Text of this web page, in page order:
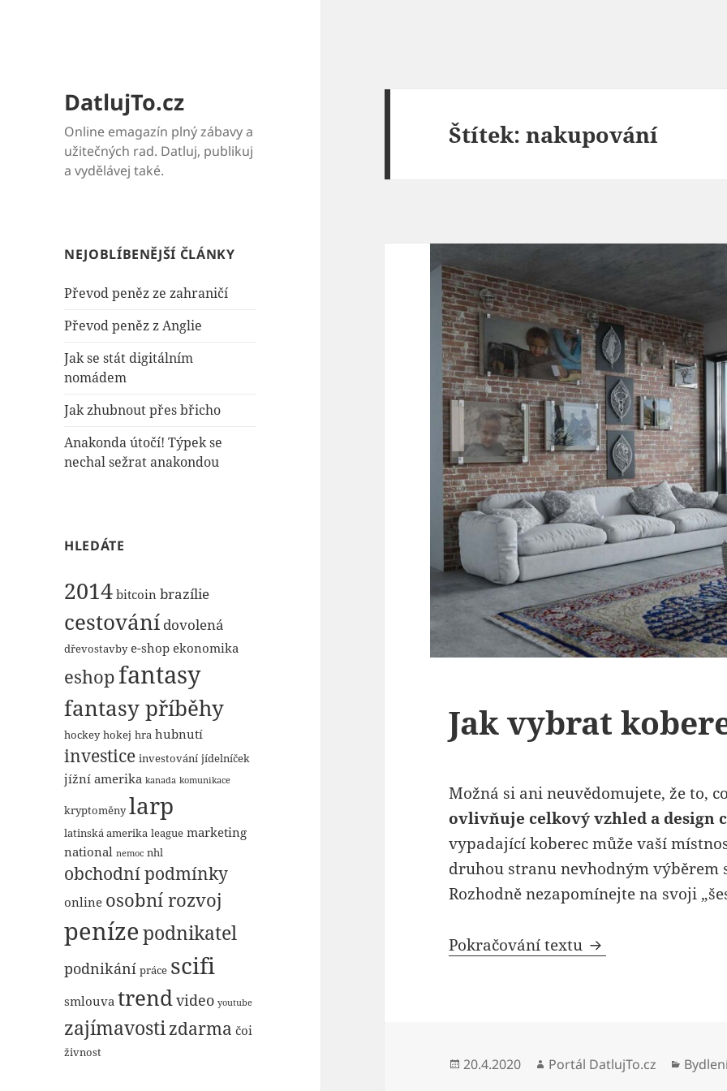
DatlujTo.cz
Online emagazín plný zábavy a
užitečných rad. Datluj, publikuj
a vydělávej také.
NEJOBLÍBENĚJŠÍ ČLÁNKY
Převod peněz ze zahraničí
Převod peněz z Anglie
Jak se stát digitálním
nomádem
Jak zhubnout přes břicho
Anakonda útočí! Týpek se
nechal sežrat anakondou
HLEDÁTE
2014 bitcoin brazílie
cestování dovolená
dřevostavby e-shop ekonomika
eshopfantasy
fantasy příběhy
hockey hokej hra hubnutí
investice investování jídelníček
jížní amerika kanada komunikace
kryptoměny larp
latinská amerika league marketing
national nemoc nhl
obchodní podmínky
online osobní rozvoj
penízepodnikatel
podnikání práce scifi
smlouva trendvideo youtube
zajímavostizdarma čoi
živnost
Štítek:nakupování
Jak vybrat
Možná si ani neuvědomujete, že to,
ovlivňuje celkový vzhled a design
vypadající koberec může vaší
druhou stranu nevhodným výběrem
Rozhodně nezapomínejte na svoji
Pokračování textu Jak vybrat koberec
Publikováno:
20.4.2020 Autor:
Portál DatlujTo.cz